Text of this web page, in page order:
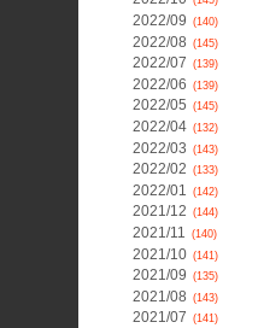
2022/09 (140)
2022/08 (145)
2022/07 (139)
2022/06 (139)
2022/05 (145)
2022/04 (132)
2022/03 (143)
2022/02 (133)
2022/01 (142)
2021/12 (144)
2021/11 (140)
2021/10 (141)
2021/09 (135)
2021/08 (143)
2021/07 (141)